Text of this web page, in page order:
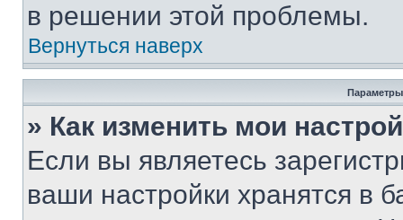
в решении этой проблемы.
Вернуться наверх
Параметры
» Как изменить мои
Если вы являетесь
ваши настройки хранятся в